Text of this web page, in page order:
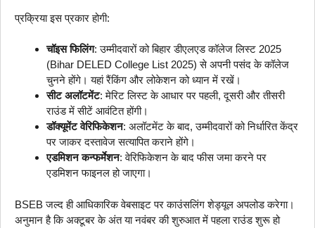
प्रक्रिया इस प्रकार होगी:
चॉइस फिलिंग: उम्मीदवारों को बिहार डीएलएड कॉलेज लिस्ट 2025
(Bihar DELED College List 2025) से अपनी पसंद के कॉलेज
चुनने होंगे। यहां रैंकिंग और लोकेशन को ध्यान में रखें।
सीट अलॉटमेंट: मेरिट लिस्ट के आधार पर पहली, दूसरी और तीसरी
राउंड में सीटें आवंटित होंगी।
डॉक्यूमेंट वेरिफिकेशन: अलॉटमेंट के बाद, उम्मीदवारों को निर्धारित केंद्र
पर जाकर दस्तावेज सत्यापित कराने होंगे।
एडमिशन कन्फर्मेशन: वेरिफिकेशन के बाद फीस जमा करने पर
एडमिशन फाइनल हो जाएगा।
BSEB जल्द ही आधिकारिक वेबसाइट पर काउंसलिंग शेड्यूल अपलोड करेगा।
अनुमान है कि अक्टूबर के अंत या नवंबर की शुरुआत में पहला राउंड शुरू हो